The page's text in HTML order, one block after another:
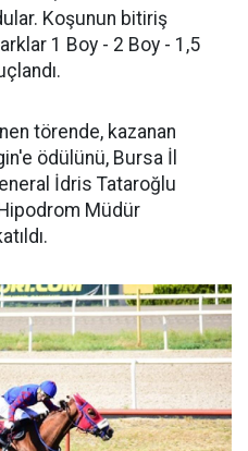
Koşunun bitiriş
1 Boy - 2 Boy - 1,5
törende, kazanan
ödülünü, Bursa İl
İdris Tataroğlu
Müdür